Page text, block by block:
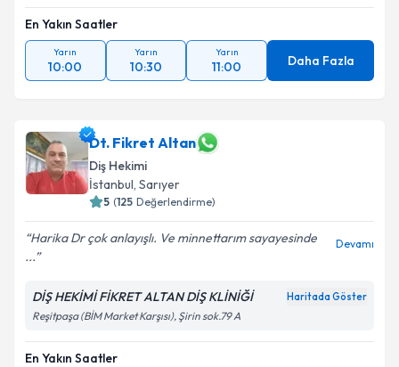
En Yakın Saatler
Yarın
10:00
Yarın
10:30
Yarın
11:00 Daha Fazla
Dt. Fikret Altan
Diş Hekimi
İstanbul, Sarıyer
5 (125 Değerlendirme)
Harika Dr çok anlayışlı. Ve minnettarım sayayesinde
...
Devamı
DİŞ HEKİMİ FİKRET ALTAN DİŞ KLİNİĞİ Haritada Göster
Reşitpaşa (BİM Market Karşısı), Şirin sok.79 A
En Yakın Saatler